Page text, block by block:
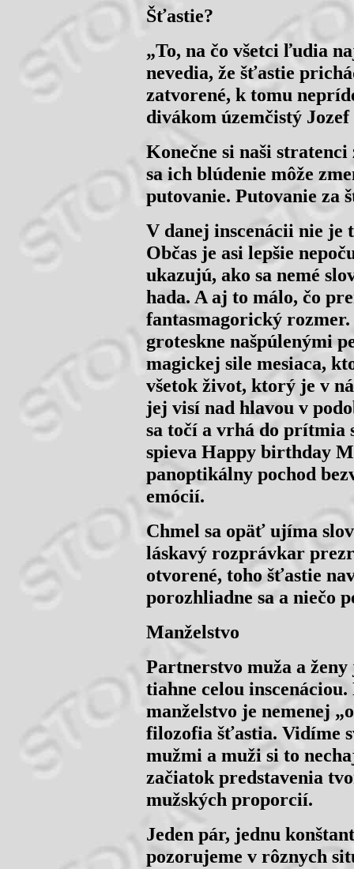
Šťastie?
„To, na čo všetci ľudia
nevedia, že šťastie
zatvorené, k tomu
divákom územčistý
Konečne si naši
sa ich blúdenie môže
putovanie. Putovanie za
V danej inscenácii nie je
Občas je asi lepšie
ukazujú, ako sa nemé
hada. A aj to málo, čo
fantasmagorický
groteskne našpúlenými
magickej sile mesiaca,
všetok život, ktorý je v
jej visí nad hlavou v
sa točí a vrhá do prítmia
spieva Happy birthday
panoptikálny pochod
emócií.
Chmel sa opäť ujíma
láskavý rozprávkar
otvorené, toho šťastie
porozhliadne sa a niečo
Manželstvo
Partnerstvo muža a
tiahne celou
manželstvo je nemenej
filozofia šťastia. Vidíme
mužmi a muži si to
začiatok predstavenia
mužských proporcií.
Jeden pár, jednu
pozorujeme v rôznych